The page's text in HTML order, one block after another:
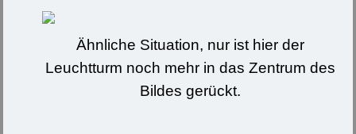
Ähnliche Situation, nur ist hier der
Leuchtturm noch mehr in das Zentrum des
Bildes gerückt.